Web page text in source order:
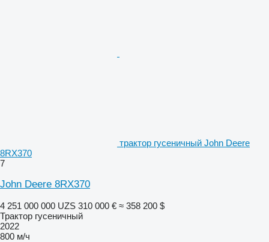
трактор гусеничный John Deere
8RX370
7
John Deere 8RX370
4 251 000 000 UZS 310 000 € ≈ 358 200 $
Трактор гусеничный
2022
800 м/ч